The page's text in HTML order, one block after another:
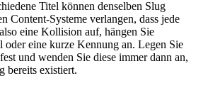
Titel können denselben Slug
Content-Systeme verlangen, dass jede
eine Kollision auf, hängen Sie
oder eine kurze Kennung an. Legen Sie
und wenden Sie diese immer dann an,
bereits existiert.